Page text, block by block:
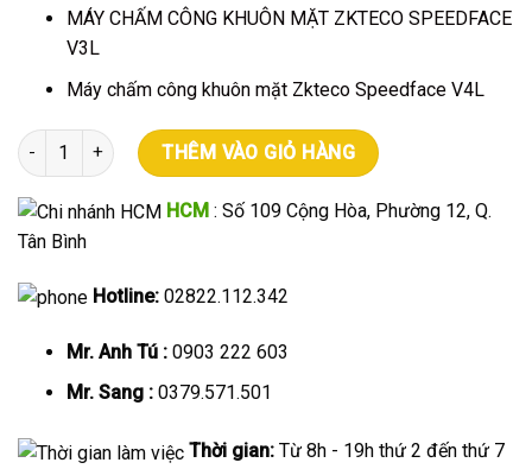
MÁY CHẤM CÔNG KHUÔN MẶT ZKTECO SPEEDFACE
V3L
Máy chấm công khuôn mặt Zkteco Speedface V4L
Máy chấm công khuôn mặt Gigata iFace FA-210 [NEW 2023] số
THÊM VÀO GIỎ HÀNG
HCM : Số 109 Cộng Hòa, Phường 12, Q.
Tân Bình
Hotline: 02822.112.342
Mr. Anh Tú :0903 222 603
Mr. Sang :0379.571.501
Thời gian: Từ 8h - 19h thứ 2 đến thứ 7